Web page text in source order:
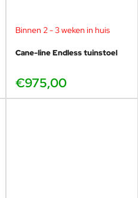
Binnen 2 - 3 weken in huis
Cane-line Endless tuinstoel
€975,00